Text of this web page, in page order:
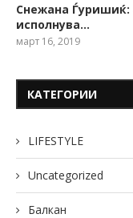
Снежана
исполнува…
март 16, 2019
КАТЕГОРИИ
LIFESTYLE
Uncategorized
Балкан